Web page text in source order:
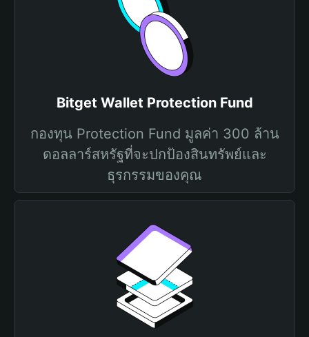
Bitget Wallet Protection Fund
กองทุน Protection Fund มูลค่า 300 ล้าน
ดอลลาร์สหรัฐที่จะปกป้องสินทรัพย์และ
ธุรกรรมของคุณ